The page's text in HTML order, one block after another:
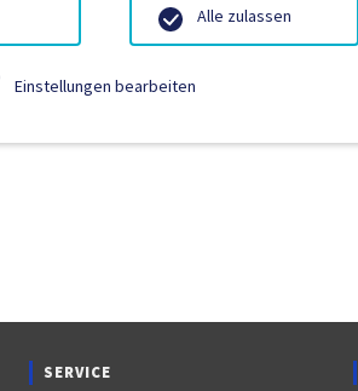
SERVICE
Einstellungen bearbeiten
Alle zulassen